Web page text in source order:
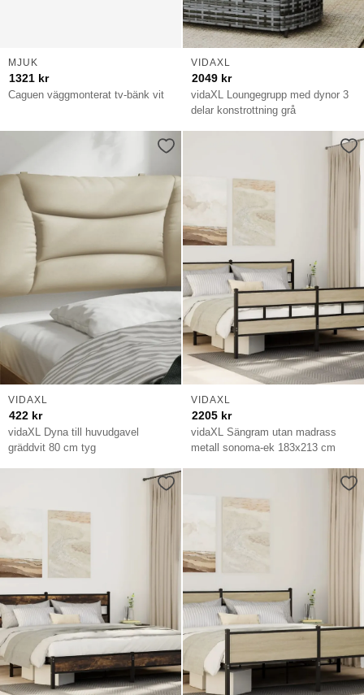
Caguen väggmonterat tv-bänk vit
MJUK
1321 kr
vidaXL Loungegrupp med dynor 3
delar konstrottning grå
VIDAXL
2049 kr
vidaXL Dyna till huvudgavel
gräddvit 80 cm tyg
VIDAXL
422 kr
vidaXL Sängram utan madrass
metall sonoma-ek 183x213 cm
VIDAXL
2205 kr